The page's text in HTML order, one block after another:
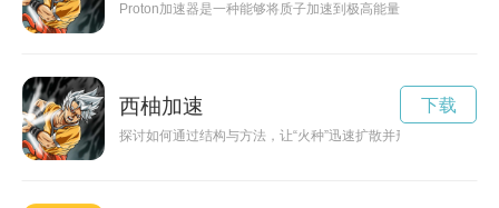
Proton加速器是一种能够将质子加速到极高能量的装置，广泛
西柚加速
探讨如何通过结构与方法，让“火种”迅速扩散并形成稳定增量，
下载